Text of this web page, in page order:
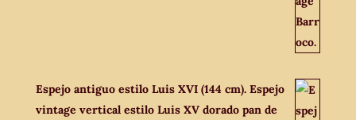
Espejo antiguo estilo Luis XVI (144 cm). Espejo
vintage vertical estilo Luis XV dorado pan de